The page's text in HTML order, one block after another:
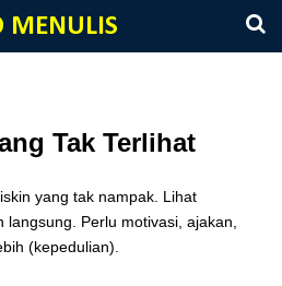
MENULIS
Tak Terlihat
yang tak nampak. Lihat
Perlu motivasi, ajakan,
(kepedulian).